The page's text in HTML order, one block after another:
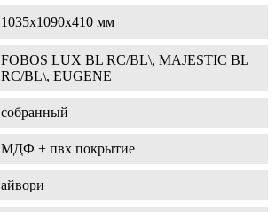
1035х1090х410 мм
FOBOS LUX BL RC/BL\, MAJESTIC BL
RC/BL\, EUGENE
собранный
МДФ + пвх покрытие
айвори